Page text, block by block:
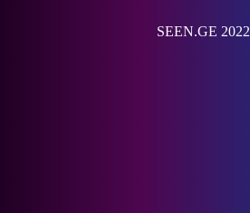
SEEN.GE 2022